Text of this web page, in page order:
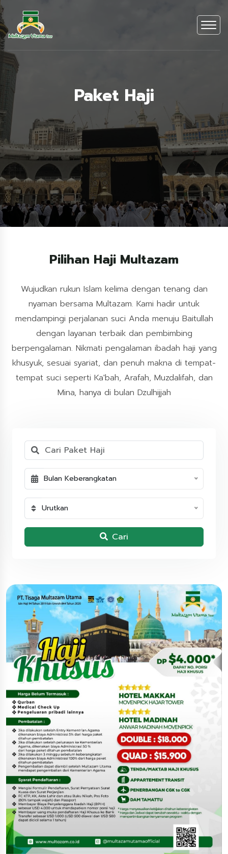
Paket Haji
Pilihan Haji Multazam
Wujudkan rukun Islam kelima dengan tenang dan
nyaman bersama Multazam. Kami hadir untuk
mendampingi perjalanan suci Anda menuju Baitullah
dengan layanan terbaik dan pembimbing
berpengalaman. Nikmati pengalaman ibadah haji yang
khusyuk, sesuai syariat, dan penuh makna di tempat-
tempat suci seperti Ka'bah, Arafah, Muzdalifah, dan
Mina, hanya di bulan Dzulhijjah
Bulan Keberangkatan
Urutkan
Cari